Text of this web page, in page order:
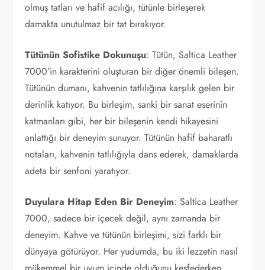
olmuş tatları ve hafif acılığı, tütünle birleşerek
damakta unutulmaz bir tat bırakıyor.
Tütünün Sofistike Dokunuşu: Tütün, Saltica Leather
7000’in karakterini oluşturan bir diğer önemli bileşen.
Tütünün dumanı, kahvenin tatlılığına karşılık gelen bir
derinlik katıyor. Bu birleşim, sanki bir sanat eserinin
katmanları gibi, her bir bileşenin kendi hikayesini
anlattığı bir deneyim sunuyor. Tütünün hafif baharatlı
notaları, kahvenin tatlılığıyla dans ederek, damaklarda
adeta bir senfoni yaratıyor.
Duyulara Hitap Eden Bir Deneyim: Saltica Leather
7000, sadece bir içecek değil, aynı zamanda bir
deneyim. Kahve ve tütünün birleşimi, sizi farklı bir
dünyaya götürüyor. Her yudumda, bu iki lezzetin nasıl